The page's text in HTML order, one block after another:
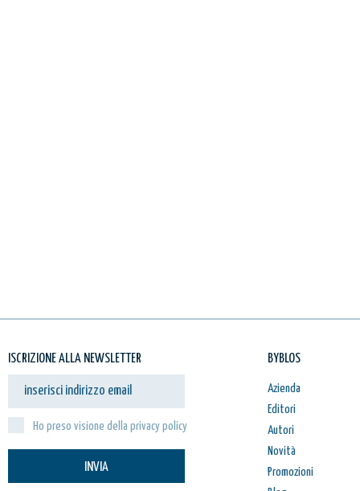
ISCRIZIONE ALLA NEWSLETTER
Ho preso visione della privacy policy
INVIA
BYBLOS
Azienda
Editori
Autori
Novità
Promozioni